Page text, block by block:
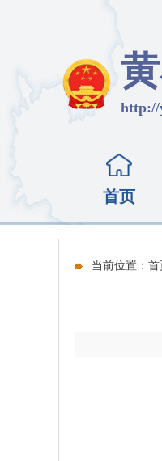
http://
首页
当前位置： 首